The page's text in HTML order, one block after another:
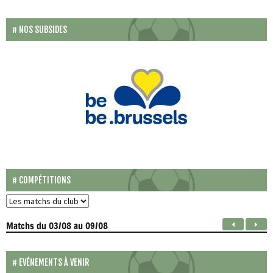
NOS SUBSIDES
COMPÉTITIONS
Matchsdu 03/08 au 09/08
EVÉNEMENTS À VENIR